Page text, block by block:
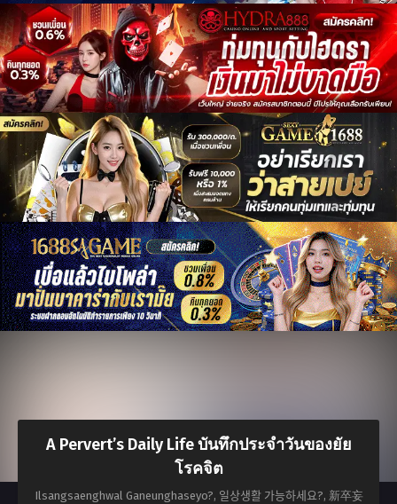
A Pervert’s Daily Life บันทึกประจำวันของยัย
โรคจิต
Ilsangsaenghwal Ganeunghaseyo?, 일상생활 가능하세요?, 新卒妄